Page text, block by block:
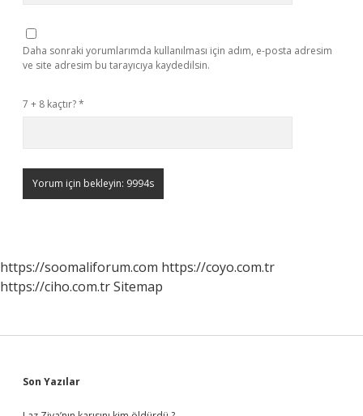
Daha sonraki yorumlarımda kullanılması için adım, e-posta adresim
ve site adresim bu tarayıcıya kaydedilsin.
7 + 8 kaçtır?*
https://soomaliforum.com https://coyo.com.tr
https://ciho.com.trSitemap
Sidebar
Son Yazılar